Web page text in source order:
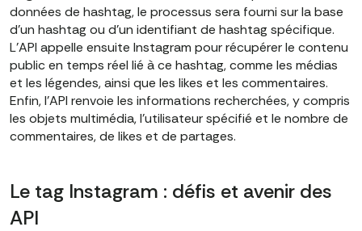
données de hashtag, le processus sera fourni sur la base
d'un hashtag ou d'un identifiant de hashtag spécifique.
L'API appelle ensuite Instagram pour récupérer le contenu
public en temps réel lié à ce hashtag, comme les médias
et les légendes, ainsi que les likes et les commentaires.
Enfin, l'API renvoie les informations recherchées, y compris
les objets multimédia, l'utilisateur spécifié et le nombre de
commentaires, de likes et de partages.
Le tag Instagram : défis et avenir des
API